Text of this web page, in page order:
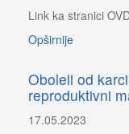
Link ka stranici
Opširnije
Oboleli od
reproduktivni
17.05.2023